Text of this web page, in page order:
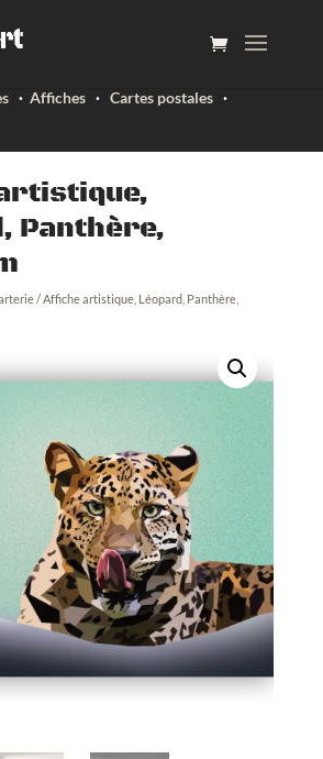
· Affiches· Cartes postales·
Panthère,
/ Affiche artistique, Léopard, Panthère,